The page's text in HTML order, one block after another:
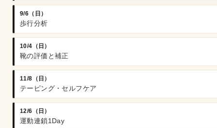
9/6（日）
歩行分析
10/4（日）
靴の評価と補正
11/8（日）
テーピング・セルフケア
12/6（日）
運動連鎖1Day